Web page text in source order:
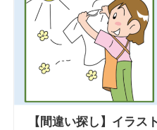
【間違い探し】イラス